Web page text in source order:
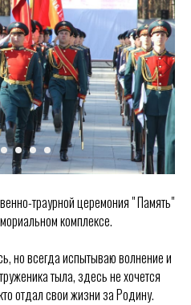
траурной церемония " Память"
комплексе.
но всегда испытываю волнение и
тыла, здесь не хочется
отдал свои жизни за Родину.